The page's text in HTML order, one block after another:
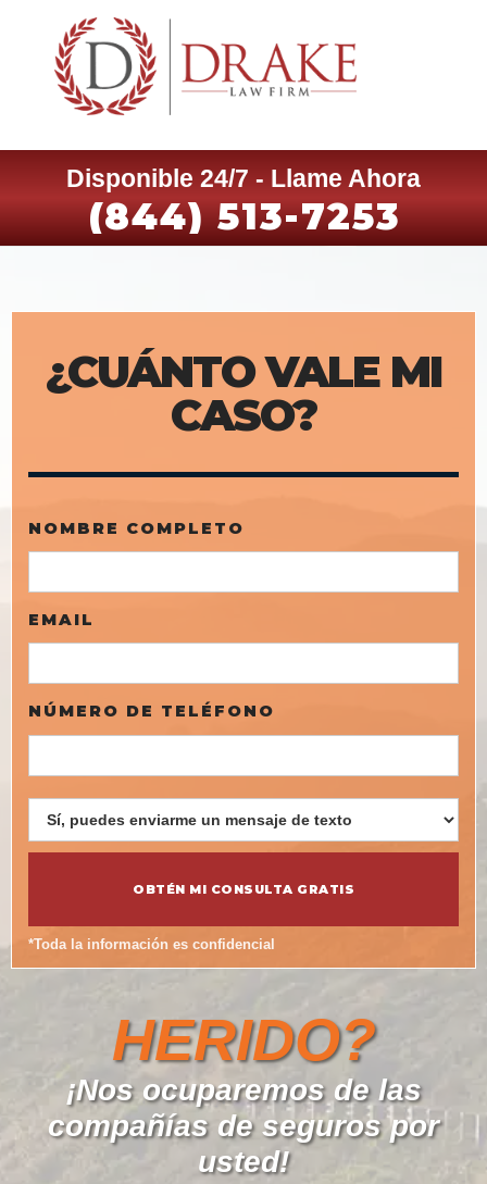
Disponible 24/7 - Llame Ahora
(844) 513-7253
¿CUÁNTO VALE MI
CASO?
NOMBRE COMPLETO
EMAIL
NÚMERO DE TELÉFONO
*Toda la información es confidencial
HERIDO?
¡Nos ocuparemos de las
compañías de seguros por
usted!